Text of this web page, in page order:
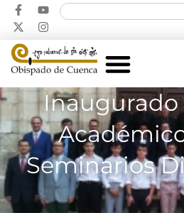
Inaugurado
Seminarios